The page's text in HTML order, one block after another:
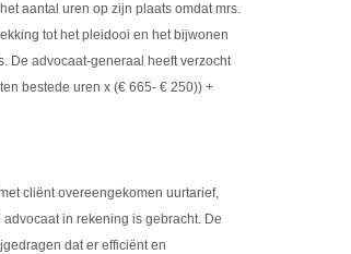
aantal uren op zijn plaats omdat mrs.
tot het pleidooi en het bijwonen
De advocaat-generaal heeft verzocht
bestede uren x (€ 665- € 250)) +
cliënt overeengekomen uurtarief,
in rekening is gebracht. De
dat er efficiënt en